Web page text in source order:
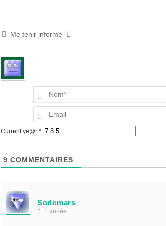
Me tenir informé
Current ye@r *
9 COMMENTAIRES
Sodemars
1 année